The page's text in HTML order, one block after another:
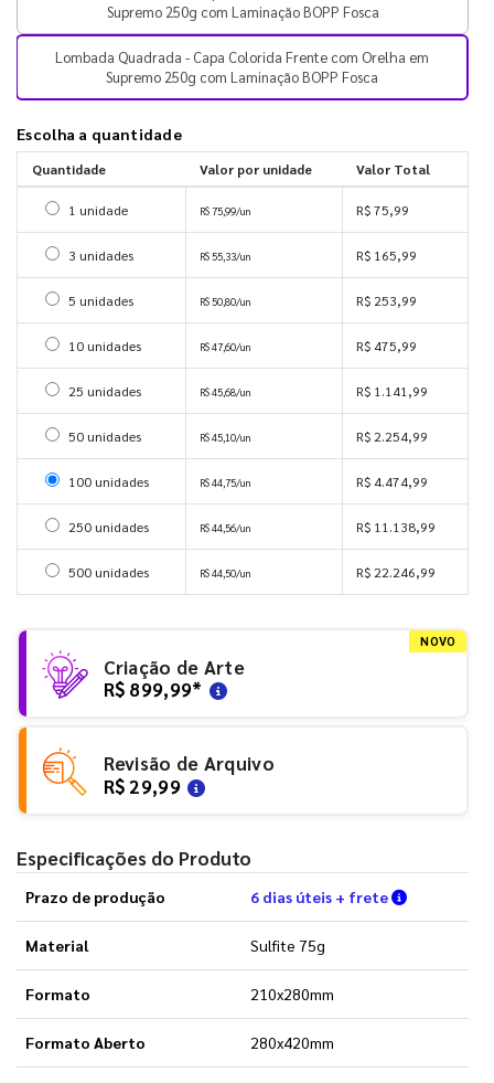
Supremo 250g com Laminação BOPP Fosca
Lombada Quadrada - Capa Colorida Frente com Orelha em
Supremo 250g com Laminação BOPP Fosca
Escolha a quantidade
Quantidade Valor por unidade Valor Total
Selecionar 1 unidade
1 unidade R$ 75,99/un R$ 75,99
Selecionar 3 unidades
3 unidades R$ 55,33/un R$ 165,99
Selecionar 5 unidades
5 unidades R$ 50,80/un R$ 253,99
Selecionar 10 unidades
10 unidades R$ 47,60/un R$ 475,99
Selecionar 25 unidades
25 unidades R$ 45,68/un R$ 1.141,99
Selecionar 50 unidades
50 unidades R$ 45,10/un R$ 2.254,99
Selecionar 100 unidades
100 unidades R$ 44,75/un R$ 4.474,99
Selecionar 250 unidades
250 unidades R$ 44,56/un R$ 11.138,99
Selecionar 500 unidades
500 unidades R$ 44,50/un R$ 22.246,99
NOVO
Criação de Arte
R$ 899,99*
Revisão de Arquivo
R$ 29,99
Especificações do Produto
Prazo de produção 6 dias úteis + frete Verifique
Material Sulfite 75g
Formato 210x280mm
Formato Aberto 280x420mm